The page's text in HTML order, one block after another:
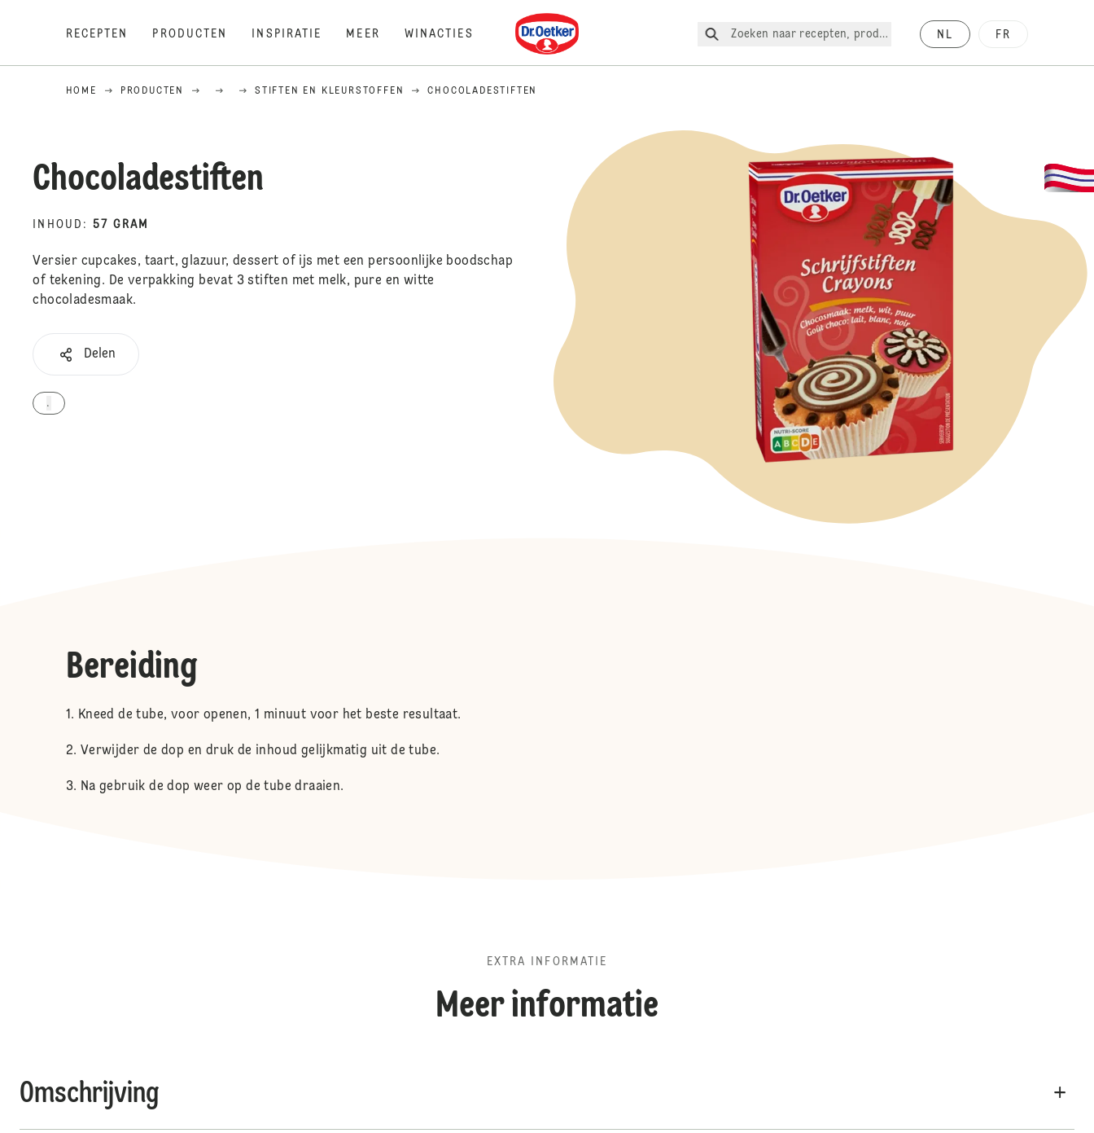
RECEPTEN PRODUCTEN INSPIRATIE MEER WINACTIES
Dr. Oetker
Zoeken naar recepten, producten, enz. NL FR
HOME PRODUCTEN STIFTEN EN KLEURSTOFFEN CHOCOLADESTIFTEN
Chocoladestiften
INHOUD : 57 GRAM
Versier cupcakes, taart, glazuur, dessert of ijs met een persoonlijke boodschap
of tekening. De verpakking bevat 3 stiften met melk, pure en witte
chocoladesmaak.
Delen
.
Bereiding
Kneed de tube, voor openen, 1 minuut voor het beste resultaat.
Verwijder de dop en druk de inhoud gelijkmatig uit de tube.
Na gebruik de dop weer op de tube draaien.
EXTRA INFORMATIE
Meer informatie
Omschrijving